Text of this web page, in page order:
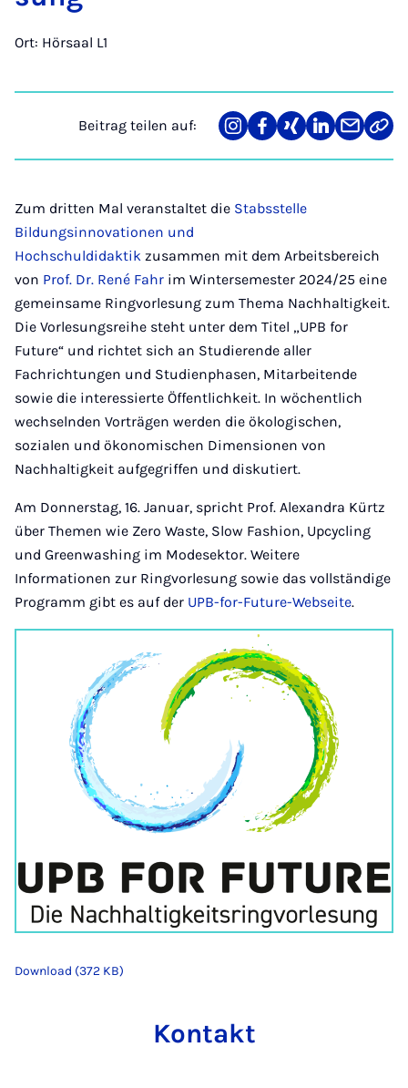
Ort: Hörsaal L1
Beitrag teilen auf:
Teilen
auf
Teilen
auf
Teilen
auf
Teilen
auf
Teilen
über
Link
Zum dritten Mal veranstaltet die Stabsstelle
Bildungsinnovationen und
Hochschuldidaktik zusammen mit dem Arbeitsbereich
von Prof. Dr. René Fahr im Wintersemester 2024/25 eine
gemeinsame Ringvorlesung zum Thema Nachhaltigkeit.
Die Vorlesungsreihe steht unter dem Titel „UPB for
Future“ und richtet sich an Studierende aller
Fachrichtungen und Studienphasen, Mitarbeitende
sowie die interessierte Öffentlichkeit. In wöchentlich
wechselnden Vorträgen werden die ökologischen,
sozialen und ökonomischen Dimensionen von
Nachhaltigkeit aufgegriffen und diskutiert.
Am Donnerstag, 16. Januar, spricht Prof. Alexandra Kürtz
über Themen wie Ze­ro Was­te, Slow Fa­shion, Up­cy­cling
und Green­wa­shing im Mo­de­sek­tor. Weitere
Informationen zur Ringvorlesung sowie das vollständige
Programm gibt es auf der UPB-for-Future-Webseite.
Download (372 KB)
Kontakt